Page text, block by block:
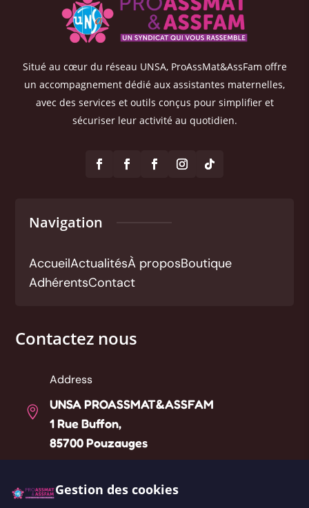
Situé au cœur du réseau UNSA, ProAssMat&AssFam offre
un accompagnement dédié aux assistantes maternelles,
avec des services et outils conçus pour simplifier et
sécuriser leur activité au quotidien.
Navigation
AccueilActualitésÀ proposBoutique
AdhérentsContact
Contactez nous

Address
UNSA PROASSMAT&ASSFAM
1 Rue Buffon,
85700 Pouzauges

Téléphone
Gestion des cookies